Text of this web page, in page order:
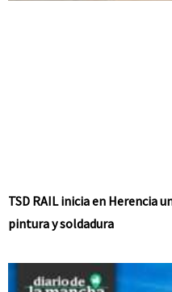
TSD RAIL inicia en Herencia
pintura y soldadura